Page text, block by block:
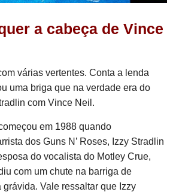
a cabeça de Vince
várias vertentes. Conta a lenda
uma briga que na verdade era do
com Vince Neil.
em 1988 quando
dos Guns N’ Roses, Izzy Stradlin
do vocalista do Motley Crue,
com um chute na barriga de
Vale ressaltar que Izzy